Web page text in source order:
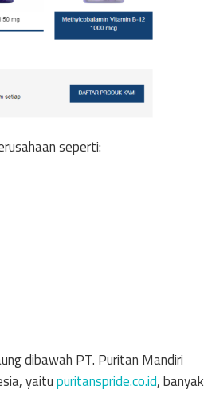
seperti:
dibawah PT. Puritan Mandiri
yaitupuritanspride.co.id, banyak